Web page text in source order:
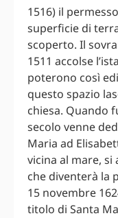
1516) il
superficie di
scoperto. Il
1511 accolse
poterono così
questo spazio
chiesa. Quando
secolo venne
Maria ad
vicina al mare, si
che diventerà la
15 novembre
titolo di Santa